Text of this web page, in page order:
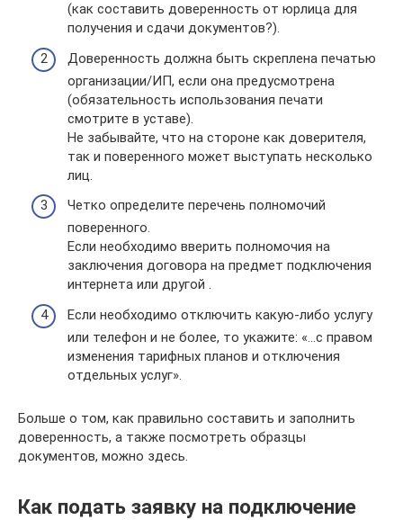
(как составить доверенность от юрлица для
получения и сдачи документов?).
Доверенность должна быть скреплена печатью
организации/ИП, если она предусмотрена
(обязательность использования печати
смотрите в уставе).
Не забывайте, что на стороне как доверителя,
так и поверенного может выступать несколько
лиц.
Четко определите перечень полномочий
поверенного.
Если необходимо вверить полномочия на
заключения договора на предмет подключения
интернета или другой .
Если необходимо отключить какую-либо услугу
или телефон и не более, то укажите: «…с правом
изменения тарифных планов и отключения
отдельных услуг».
Больше о том, как правильно составить и заполнить
доверенность, а также посмотреть образцы
документов, можно здесь.
Как подать заявку на подключение